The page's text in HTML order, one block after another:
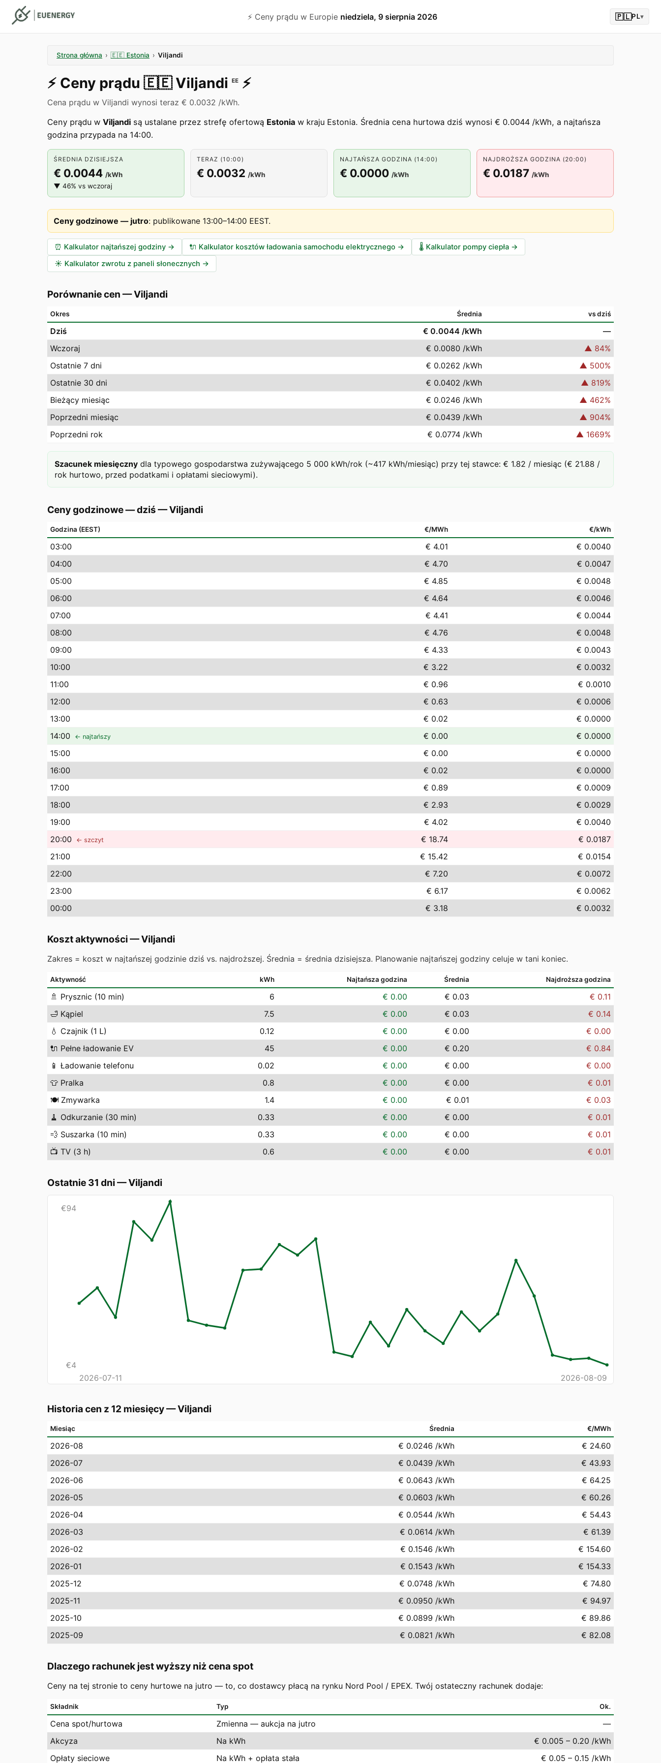
⚡️ Ceny prądu w Europie niedziela, 9 sierpnia 2026 🇵🇱PL▾
Strona główna › 🇪🇪 Estonia › Viljandi
⚡️ Ceny prądu 🇪🇪 Viljandi EE ⚡️
Cena prądu w Viljandi wynosi teraz € 0.0032 /kWh.
Ceny prądu w Viljandi są ustalane przez strefę ofertową Estonia w kraju Estonia. Średnia cena hurtowa dziś wynosi € 0.0044 /kWh, a najtańsza
godzina przypada na 14:00.
ŚREDNIA DZISIEJSZA
€ 0.0044 /kWh
▼ 46% vs wczoraj
TERAZ (10:00)
€ 0.0032 /kWh
NAJTAŃSZA GODZINA (14:00)
€ 0.0000 /kWh
NAJDROŻSZA GODZINA (20:00)
€ 0.0187 /kWh
Ceny godzinowe — jutro: publikowane 13:00–14:00 EEST.
⏰ Kalkulator najtańszej godziny → 🔌 Kalkulator kosztów ładowania samochodu elektrycznego → 🌡️ Kalkulator pompy ciepła →
☀️ Kalkulator zwrotu z paneli słonecznych →
Porównanie cen —Viljandi
Okres Średnia vs dziś
Dziś € 0.0044 /kWh
—
Wczoraj
€ 0.0080 /kWh ▲ 84%
Ostatnie 7 dni
€ 0.0262 /kWh ▲ 500%
Ostatnie 30 dni
€ 0.0402 /kWh ▲ 819%
Bieżący miesiąc
€ 0.0246 /kWh ▲ 462%
Poprzedni miesiąc
€ 0.0439 /kWh ▲ 904%
Poprzedni rok
€ 0.0774 /kWh ▲ 1669%
Szacunek miesięczny dla typowego gospodarstwa zużywającego 5 000 kWh/rok (~417 kWh/miesiąc) przy tej stawce: € 1.82 / miesiąc (€ 21.88 /
rok hurtowo, przed podatkami i opłatami sieciowymi).
Ceny godzinowe — dziś —Viljandi
Godzina (EEST) €/MWh €/kWh
03:00 € 4.01
€ 0.0040
04:00 € 4.70
€ 0.0047
05:00 € 4.85
€ 0.0048
06:00 € 4.64
€ 0.0046
07:00 € 4.41
€ 0.0044
08:00 € 4.76
€ 0.0048
09:00 € 4.33
€ 0.0043
10:00 € 3.22
€ 0.0032
11:00 € 0.96
€ 0.0010
12:00 € 0.63
€ 0.0006
13:00 € 0.02
€ 0.0000
14:00 ← najtańszy € 0.00
€ 0.0000
15:00 € 0.00
€ 0.0000
16:00 € 0.02
€ 0.0000
17:00 € 0.89
€ 0.0009
18:00 € 2.93
€ 0.0029
19:00 € 4.02
€ 0.0040
20:00 ← szczyt € 18.74
€ 0.0187
21:00 € 15.42
€ 0.0154
22:00 € 7.20
€ 0.0072
23:00 € 6.17
€ 0.0062
00:00 € 3.18 € 0.0032
Koszt aktywności —Viljandi
Zakres = koszt w najtańszej godzinie dziś vs. najdroższej. Średnia = średnia dzisiejsza. Planowanie najtańszej godziny celuje w tani koniec.
Aktywność kWh Najtańsza godzina Średnia Najdroższa godzina
🚿 Prysznic (10 min) 6 € 0.00 € 0.03
€ 0.11
🛁 Kąpiel 7.5 € 0.00 € 0.03
€ 0.14
💧 Czajnik (1 L) 0.12 € 0.00 € 0.00
€ 0.00
🔌 Pełne ładowanie EV 45 € 0.00 € 0.20
€ 0.84
📱 Ładowanie telefonu 0.02 € 0.00 € 0.00
€ 0.00
👕 Pralka 0.8 € 0.00 € 0.00
€ 0.01
🍽️ Zmywarka 1.4 € 0.00 € 0.01
€ 0.03
🧹 Odkurzanie (30 min) 0.33 € 0.00 € 0.00
€ 0.01
💨 Suszarka (10 min) 0.33 € 0.00 € 0.00
€ 0.01
📺 TV (3 h) 0.6 € 0.00 € 0.00 € 0.01
Ostatnie 31 dni —Viljandi
€94
€4
2026-07-11
2026-08-09
Historia cen z 12 miesięcy—Viljandi
Miesiąc Średnia €/MWh
2026-08 € 0.0246 /kWh
€ 24.60
2026-07
€ 0.0439 /kWh
€ 43.93
2026-06
€ 0.0643 /kWh
€ 64.25
2026-05
€ 0.0603 /kWh
€ 60.26
2026-04
€ 0.0544 /kWh
€ 54.43
2026-03
€ 0.0614 /kWh
€ 61.39
2026-02
€ 0.1546 /kWh
€ 154.60
2026-01
€ 0.1543 /kWh
€ 154.33
2025-12
€ 0.0748 /kWh
€ 74.80
2025-11
€ 0.0950 /kWh
€ 94.97
2025-10
€ 0.0899 /kWh
€ 89.86
2025-09
€ 0.0821 /kWh € 82.08
Dlaczego rachunek jest wyższy niż cena spot
Ceny na tej stronie to ceny hurtowe na jutro — to, co dostawcy płacą na rynku Nord Pool / EPEX. Twój ostateczny rachunek dodaje:
Składnik Typ Ok.
Cena spot/hurtowa Zmienna — aukcja na jutro
—
Akcyza
Na kWh
€ 0.005 – 0.20 /kWh
Opłaty sieciowe
Na kWh + opłata stała € 0.05 – 0.15 /kWh